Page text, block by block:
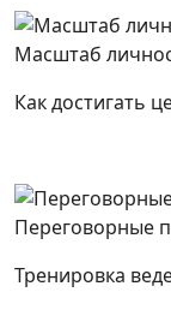
Масштаб
Как достигать
Переговорные
Тренировка